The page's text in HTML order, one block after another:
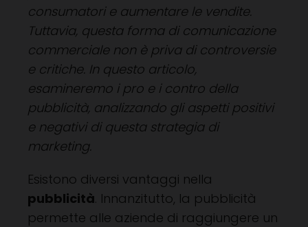
consumatori e aumentare le vendite.
Tuttavia, questa forma di comunicazione
commerciale non è priva di controversie
e critiche. In questo articolo,
esamineremo i pro e i contro della
pubblicità, analizzando gli aspetti positivi
e negativi di questa strategia di
marketing.
Esistono diversi vantaggi nella
pubblicità. Innanzitutto, la pubblicità
permette alle aziende di raggiungere un